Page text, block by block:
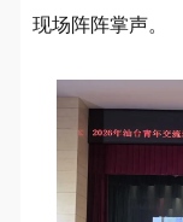
现场阵阵掌声。